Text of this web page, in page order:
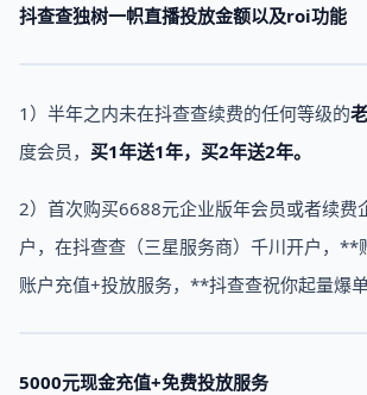
抖查查独树一帜直播投放金额以及roi功能
1）半年之内未在抖查查续费的任何等级的
度会员， 买1年送1年，买2年送2年。
2）首次购买6688元企业版年会员或者续费
户，在抖查查（三星服务商）千川开户，**
账户充值+投放服务，**抖查查祝你起量爆单
5000元现金充值+免费投放服务